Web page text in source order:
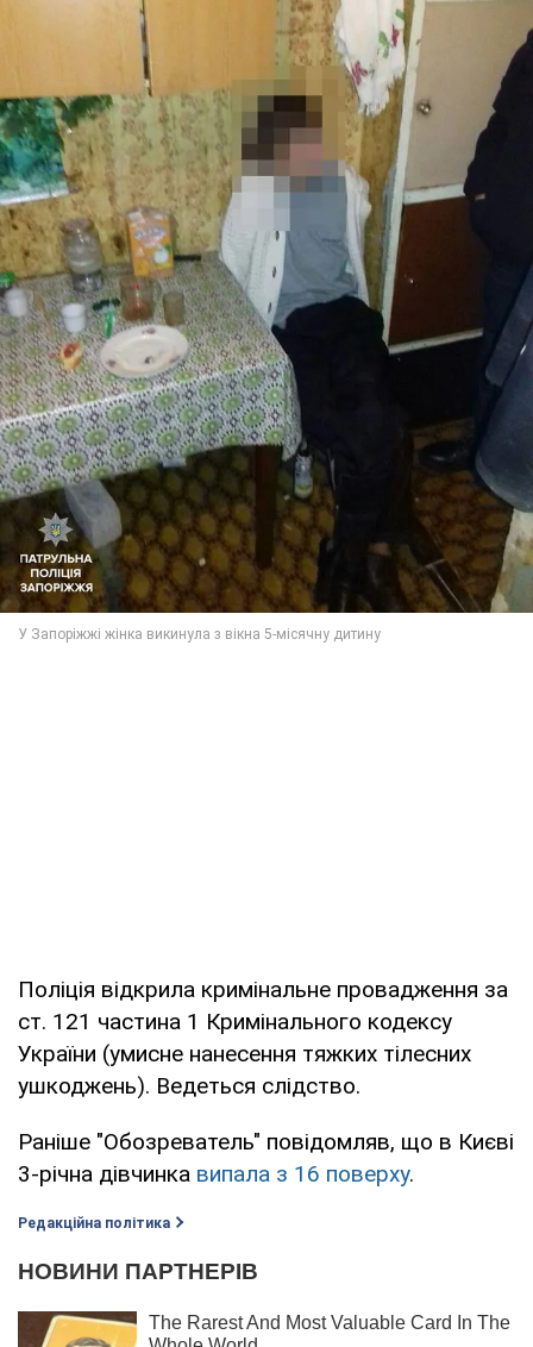
Поліція відкрила кримінальне провадження за
ст. 121 частина 1 Кримінального кодексу
України (умисне нанесення тяжких тілесних
ушкоджень). Ведеться слідство.
Раніше "Обозреватель" повідомляв, що в Києві
3-річна дівчинка випала з 16 поверху.
Редакційна політика